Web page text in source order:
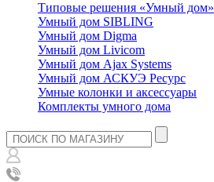
Типовые решения «Умный дом»
Умный дом SIBLING
Умный дом Digma
Умный дом Livicom
Умный дом Ajax Systems
Умный дом АСКУЭ Ресурс
Умные колонки и аксессуары
Комплекты умного дома